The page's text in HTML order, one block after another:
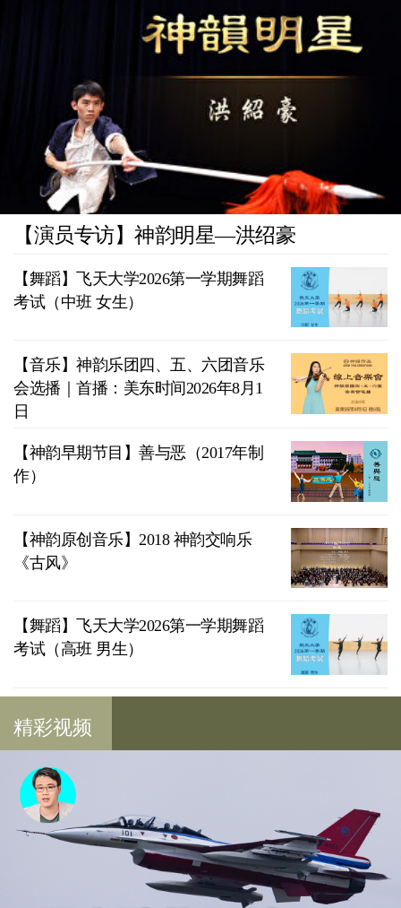
【演员专访】神韵明星—洪绍豪
【舞蹈】飞天大学2026第一学期舞蹈
考试（中班 女生）
【音乐】神韵乐团四、五、六团音乐
会选播｜首播：美东时间2026年8月1
日
【神韵早期节目】善与恶（2017年制
作）
【神韵原创音乐】2018 神韵交响乐
《古风》
【舞蹈】飞天大学2026第一学期舞蹈
考试（高班 男生）
精彩视频